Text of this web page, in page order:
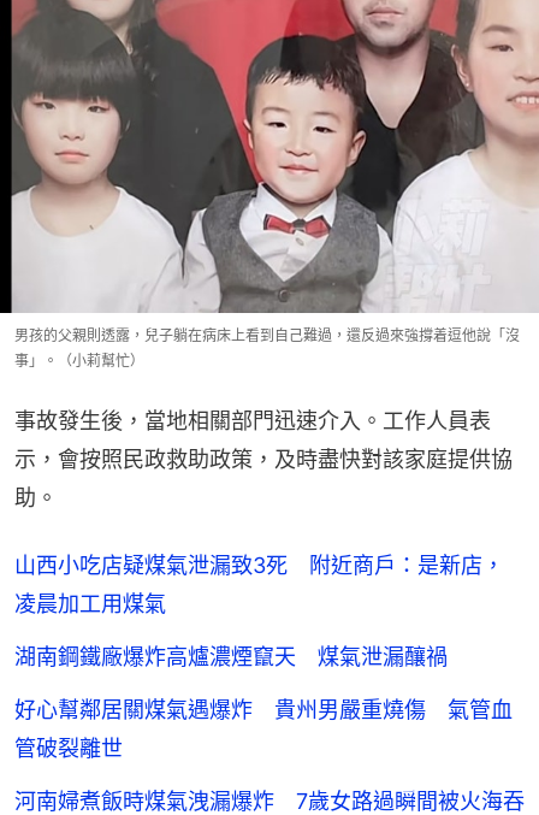
男孩的父親則透露，兒子躺在病床上看到自己難過，還反過來強撐着逗他說「沒
事」。（小莉幫忙）
事故發生後，當地相關部門迅速介入。工作人員表
示，會按照民政救助政策，及時盡快對該家庭提供協
助。
山西小吃店疑煤氣泄漏致3死 附近商戶：是新店，
凌晨加工用煤氣
湖南鋼鐵廠爆炸高爐濃煙竄天 煤氣泄漏釀禍
好心幫鄰居關煤氣遇爆炸 貴州男嚴重燒傷 氣管血
管破裂離世
河南婦煮飯時煤氣洩漏爆炸 7歲女路過瞬間被火海吞